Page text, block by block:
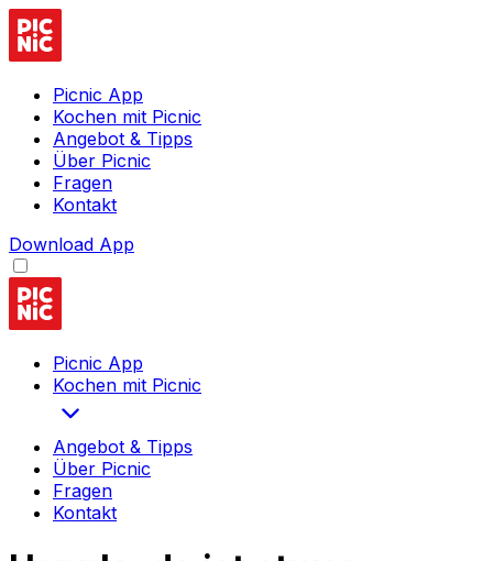
Picnic App
Kochen mit Picnic
Angebot & Tipps
Über Picnic
Fragen
Kontakt
Download App
Picnic App
Kochen mit Picnic
Angebot & Tipps
Über Picnic
Fragen
Kontakt